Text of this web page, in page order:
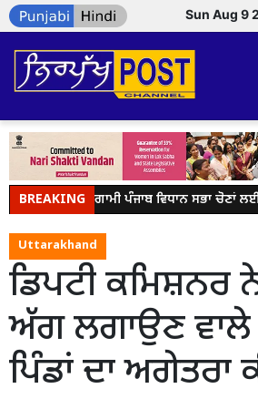
Sun Aug 9
BREAKING
ਆਪ' ਆਗਾਮੀ ਪੰਜਾਬ ਵਿਧਾਨ ਸਭਾ ਚੋਣਾਂ
Uttarakhand
ਡਿਪਟੀ ਕਮਿਸ਼ਨਰ
ਅੱਗ ਲਗਾਉਣ ਵਾਲੇ
ਪਿੰਡਾਂ ਦਾ ਅਗੇਤਰਾ